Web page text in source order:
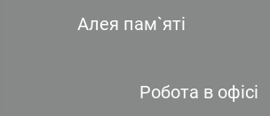
Алея пам`яті
Робота в офісі